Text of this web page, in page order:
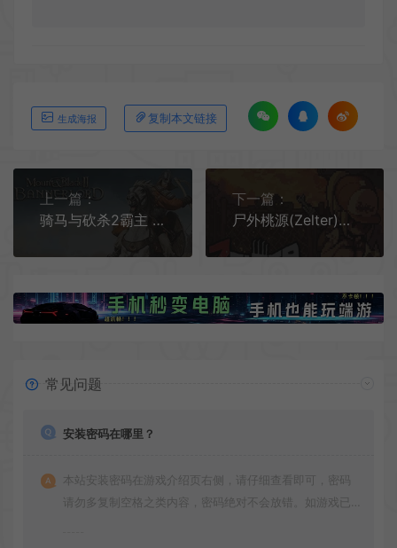
生成海报 复制本文链接
上一篇：
骑马与砍杀2霸主 / Mount and Blade II Bannerlord 中世纪战斗模拟游戏
下一篇：
尸外桃源(Zelter)简中|PC|AVG|开放世界生存制作丧尸动作游戏
常见问题
安装密码在哪里？
本站安装密码在游戏介绍页右侧，请仔细查看即可，密码
请勿多复制空格之类内容，密码绝对不会放错。如游戏已